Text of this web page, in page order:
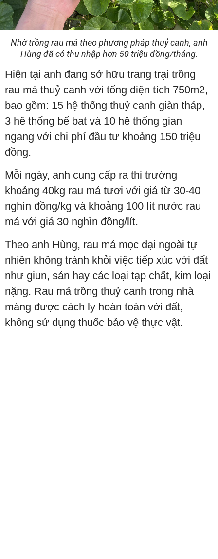
Nhờ trồng rau má theo phương pháp thuỷ canh, anh
Hùng đã có thu nhập hơn 50 triệu đồng/tháng.
Hiện tại anh đang sở hữu trang trại trồng
rau má thuỷ canh với tổng diện tích 750m2,
bao gồm: 15 hệ thống thuỷ canh giàn tháp,
3 hệ thống bể bạt và 10 hệ thống gian
ngang với chi phí đầu tư khoảng 150 triệu
đồng.
Mỗi ngày, anh cung cấp ra thị trường
khoảng 40kg rau má tươi với giá từ 30-40
nghìn đồng/kg và khoảng 100 lít nước rau
má với giá 30 nghìn đồng/lít.
Theo anh Hùng, rau má mọc dại ngoài tự
nhiên không tránh khỏi việc tiếp xúc với đất
như giun, sán hay các loại tạp chất, kim loại
nặng. Rau má trồng thuỷ canh trong nhà
màng được cách ly hoàn toàn với đất,
không sử dụng thuốc bảo vệ thực vật.